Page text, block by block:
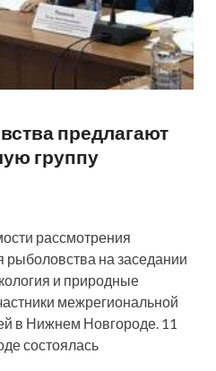
предлагают
группу
рассмотрения
рыболовства на заседании
и природные
межрегиональной
в Нижнем Новгороде. 11
состоялась